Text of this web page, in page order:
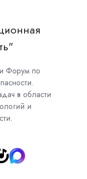
Форум по
в области
и